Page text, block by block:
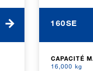
160SE
CAPACITÉ
16,000 kg